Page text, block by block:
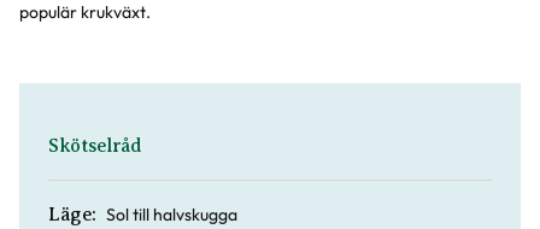
populär krukväxt.
Skötselråd
Läge: Sol till halvskugga